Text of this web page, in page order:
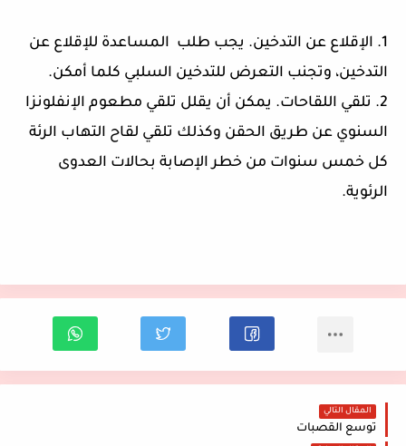
1. الإقلاع عن التدخين. يجب طلب المساعدة للإقلاع عن
التدخين، وتجنب التعرض للتدخين السلبي كلما أمكن.
2. تلقي اللقاحات. يمكن أن يقلل تلقي مطعوم الإنفلونزا
السنوي عن طريق الحقن وكذلك تلقي لقاح التهاب الرئة
كل خمس سنوات من خطر الإصابة بحالات العدوى
الرئوية.
المقال التالي
توسع القصبات